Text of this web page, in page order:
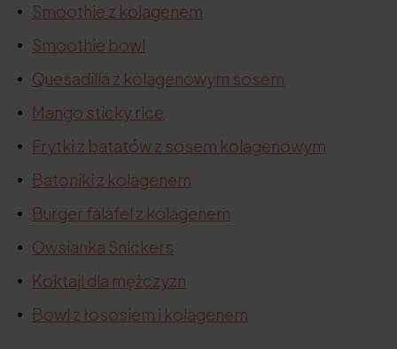
Smoothie z kolagenem
Smoothie bowl
Quesadilla z kolagenowym sosem
Mango sticky rice
Frytki z batatów z sosem kolagenowym
Batoniki z kolagenem
Burger falafel z kolagenem
Owsianka Snickers
Koktajl dla mężczyzn
Bowl z łososiem i kolagenem